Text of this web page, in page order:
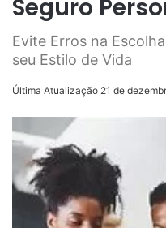
Seguro
Evite Erros na
seu Estilo de Vida
Última Atualização 21 de